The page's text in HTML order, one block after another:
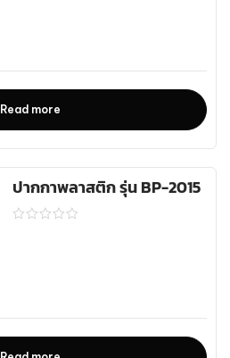
Read more
ปากกาพลาสติก รุ่น BP-2015